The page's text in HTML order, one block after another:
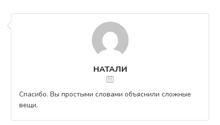
НАТАЛИ
Спасибо. Вы простыми словами объяснили сложные
вещи.